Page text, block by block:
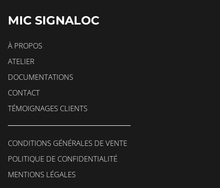
MIC SIGNALOC
À PROPOS
ATELIER
DOCUMENTATIONS
CONTACT
TÉMOIGNAGES CLIENTS
CONDITIONS GÉNÉRALES DE VENTE
POLITIQUE DE CONFIDENTIALITÉ
MENTIONS LÉGALES